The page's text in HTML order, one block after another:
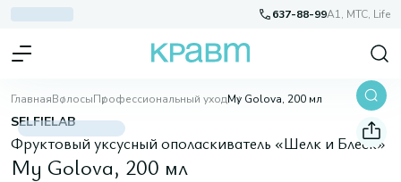
637-88-99A1, МТС, Life
ГлавнаяВолосыПрофессиональный уходMy Golova, 200 мл
SELFIELAB
Фруктовый уксусный ополаскиватель «Шелк и Блеск»
My Golova, 200 мл